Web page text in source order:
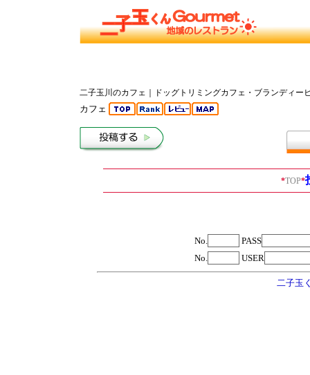
二子玉川のカフェ｜ドッグトリミングカフェ・ブランディー
カフェ
*TOP*
No.
PASS
No.
USER
二子玉